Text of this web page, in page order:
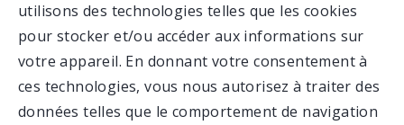
utilisons des technologies telles que les cookies
pour stocker et/ou accéder aux informations sur
votre appareil. En donnant votre consentement à
ces technologies, vous nous autorisez à traiter des
données telles que le comportement de navigation
VALCARTIER
MUSÉE